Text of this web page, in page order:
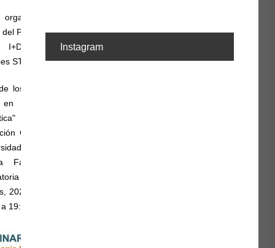
organizada por el Museo Pedagógico, bajo la
del Profesor Titular Pablo Álvarez, en el marco del
I+D+I: "Inclusión laboral femenina en las
STEAM.
los discursos sobre las mujeres en el ámbito
en la manualística escolar de la España
PID2023-149084OB-I00. Plan Estatal de
Científica y Técnica de Innovación. Colabora
do Estado de Rio de Janeiro, CNPQ, así
Facultad de Ciencias de la Educación
de Ayudas para la realización de Iniciativas
2025). Tendrá lugar el 29 de octubre, miércoles,
19:15, en el Aula de Grados.
Instagram